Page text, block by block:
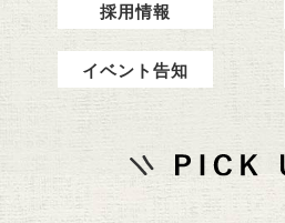
採用情報
イベント告知